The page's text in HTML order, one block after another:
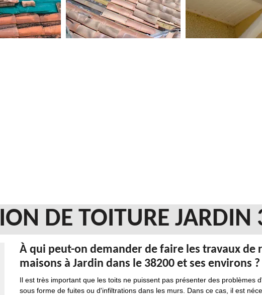
DE TOITURE
À qui peut-on demander de faire les travaux de
maisons à Jardin dans le 38200 et ses environs ?
Il est très important que les toits ne puissent pas présenter des problèmes
sous forme de fuites ou d'infiltrations dans les murs. Dans ce cas, il est